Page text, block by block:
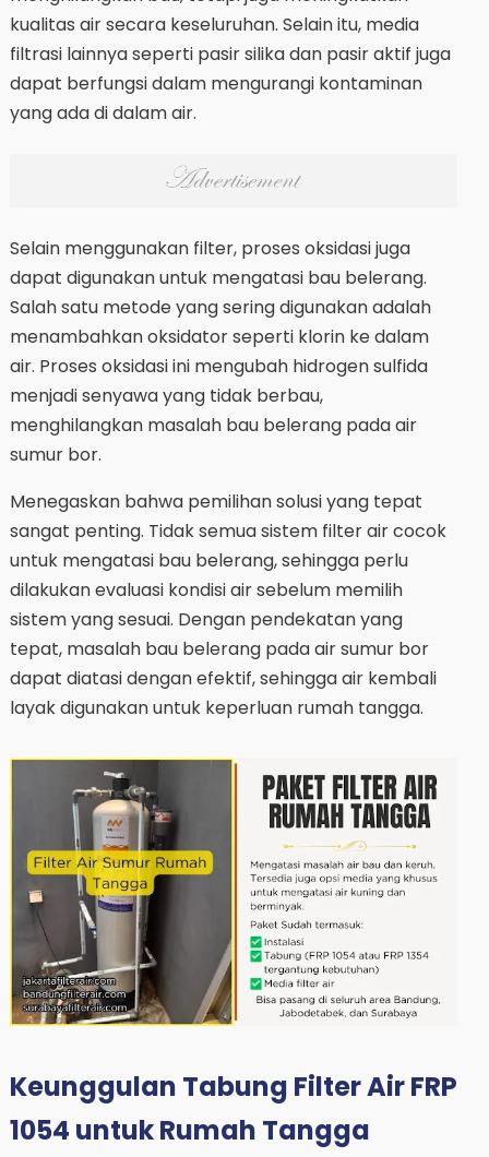
kualitas air secara keseluruhan. Selain itu, media
filtrasi lainnya seperti pasir silika dan pasir aktif juga
dapat berfungsi dalam mengurangi kontaminan
yang ada di dalam air.
Selain menggunakan filter, proses oksidasi juga
dapat digunakan untuk mengatasi bau belerang.
Salah satu metode yang sering digunakan adalah
menambahkan oksidator seperti klorin ke dalam
air. Proses oksidasi ini mengubah hidrogen sulfida
menjadi senyawa yang tidak berbau,
menghilangkan masalah bau belerang pada air
sumur bor.
Menegaskan bahwa pemilihan solusi yang tepat
sangat penting. Tidak semua sistem filter air cocok
untuk mengatasi bau belerang, sehingga perlu
dilakukan evaluasi kondisi air sebelum memilih
sistem yang sesuai. Dengan pendekatan yang
tepat, masalah bau belerang pada air sumur bor
dapat diatasi dengan efektif, sehingga air kembali
layak digunakan untuk keperluan rumah tangga.
Keunggulan Tabung Filter Air FRP
1054 untuk Rumah Tangga